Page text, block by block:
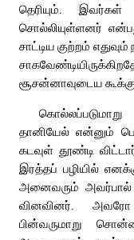
தெரியும்.
சொல்லியுள்ளனர்
சாட்டிய குற்றம்
சூசன்னாவுடைய
தானியேல் என்னும்
கடவுள் தூண்டி
இரத்தப் பழியில்
அனைவரும் அவர்பால்
வினவினர்.
பின்வருமாறு